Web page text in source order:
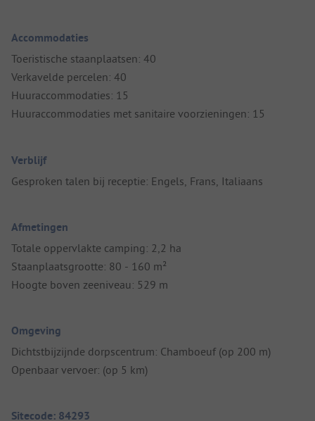
Accommodaties
Toeristische staanplaatsen: 40
Verkavelde percelen: 40
Huuraccommodaties: 15
Huuraccommodaties met sanitaire voorzieningen: 15
Verblijf
Gesproken talen bij receptie: Engels, Frans, Italiaans
Afmetingen
Totale oppervlakte camping: 2,2 ha
Staanplaatsgrootte: 80 - 160 m²
Hoogte boven zeeniveau: 529 m
Omgeving
Dichtstbijzijnde dorpscentrum: Chamboeuf (op 200 m)
Openbaar vervoer: (op 5 km)
Sitecode: 84293